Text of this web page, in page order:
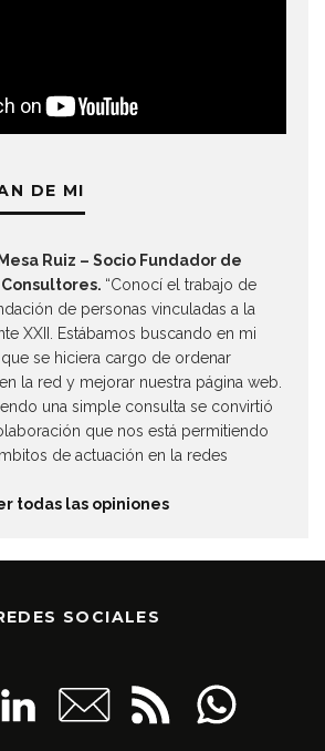
DE MI
Ruiz – Socio Fundador de
“Conocí el trabajo de
de personas vinculadas a la
XXII. Estábamos buscando en mi
se hiciera cargo de ordenar
la red y mejorar nuestra página web.
una simple consulta se convirtió
que nos está permitiendo
de actuación en la redes
todas las opiniones
SOCIALES